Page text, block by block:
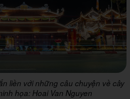
liền với những câu chuyện về cây
họa: Hoai Van Nguyen